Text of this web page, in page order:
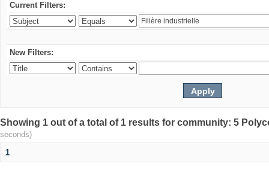
Current Filters:
New Filters:
Showing 1 out of a total of 1 results for community: 5
seconds)
1